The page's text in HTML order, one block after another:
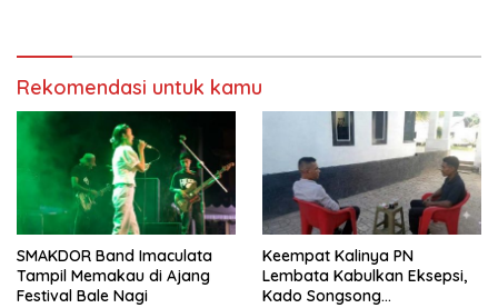
Rekomendasi untuk kamu
SMAKDOR Band Imaculata
Tampil Memakau di Ajang
Festival Bale Nagi
Keempat Kalinya PN
Lembata Kabulkan Eksepsi,
Kado Songsong